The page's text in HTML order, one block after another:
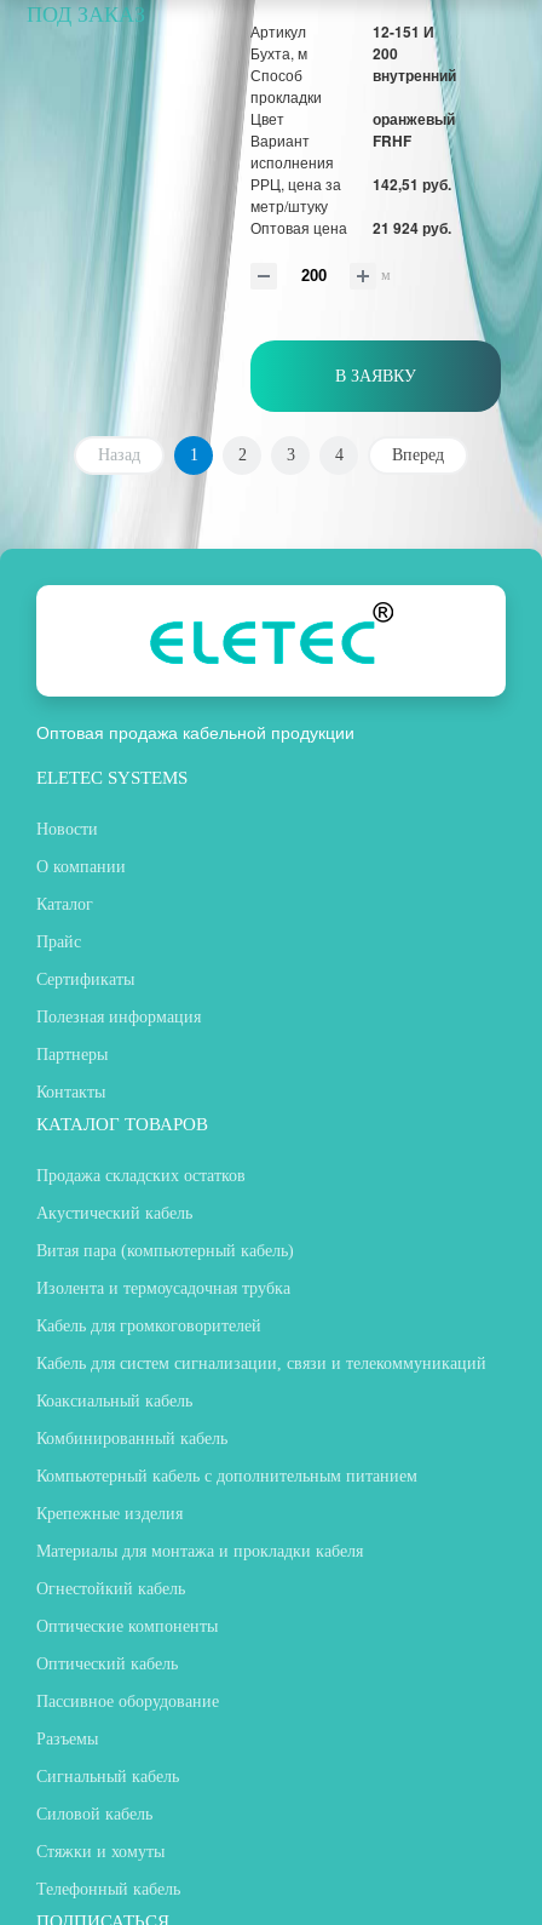
ПОД ЗАКАЗ
Артикул 12-151 И
Бухта, м 200
Способ
прокладки
внутренний
Цвет оранжевый
Вариант
исполнения
FRHF
РРЦ, цена за
метр/штуку
142,51 руб.
Оптовая цена 21 924 руб.
м
В ЗАЯВКУ
Назад 1 2 3 4 Вперед
Оптовая продажа кабельной продукции
ELETEC SYSTEMS
Новости
О компании
Каталог
Прайс
Сертификаты
Полезная информация
Партнеры
Контакты
КАТАЛОГ ТОВАРОВ
Продажа складских остатков
Акустический кабель
Витая пара (компьютерный кабель)
Изолента и термоусадочная трубка
Кабель для громкоговорителей
Кабель для систем сигнализации, связи и телекоммуникаций
Коаксиальный кабель
Комбинированный кабель
Компьютерный кабель с дополнительным питанием
Крепежные изделия
Материалы для монтажа и прокладки кабеля
Огнестойкий кабель
Оптические компоненты
Оптический кабель
Пассивное оборудование
Разъемы
Сигнальный кабель
Силовой кабель
Стяжки и хомуты
Телефонный кабель
ПОДПИСАТЬСЯ